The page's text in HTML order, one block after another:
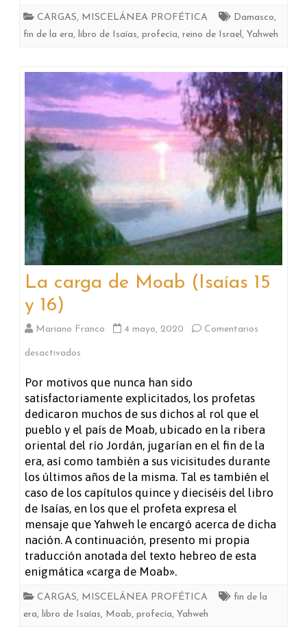
CARGAS, MISCELÁNEA PROFÉTICA Damasco,
fin de la era, libro de Isaías, profecía, reino de Israel, Yahweh
La carga de Moab (Isaías 15
y 16)
Mariano Franco 4 mayo, 2020 Comentarios
desactivados
carga
de
Moab
(Isaías
15
y
16)
Por motivos que nunca han sido
satisfactoriamente explicitados, los profetas
dedicaron muchos de sus dichos al rol que el
pueblo y el país de Moab, ubicado en la ribera
oriental del río Jordán, jugarían en el fin de la
era, así como también a sus vicisitudes durante
los últimos años de la misma. Tal es también el
caso de los capítulos quince y dieciséis del libro
de Isaías, en los que el profeta expresa el
mensaje que Yahweh le encargó acerca de dicha
nación. A continuación, presento mi propia
traducción anotada del texto hebreo de esta
enigmática «carga de Moab».
CARGAS, MISCELÁNEA PROFÉTICA
fin de la
era, libro de Isaías, Moab, profecía, Yahweh